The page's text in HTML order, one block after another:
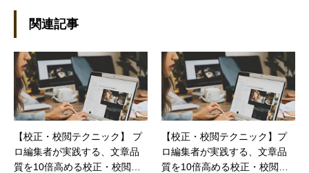
関連記事
【校正・校閲テクニック】 プ
ロ編集者が実践する、文章品
質を10倍高める校正・校閲テ
【校正・校閲テクニック】プ
ロ編集者が実践する、文章品
質を10倍高める校正・校閲テ